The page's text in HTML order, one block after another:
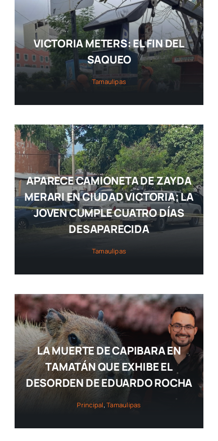
VICTORIA METERS: EL FIN DEL
SAQUEO
Tamaulipas
APARECE CAMIONETA DE ZAYDA
MERARI EN CIUDAD VICTORIA; LA
JOVEN CUMPLE CUATRO DÍAS
DESAPARECIDA
Tamaulipas
LA MUERTE DE CAPIBARA EN
TAMATÁN QUE EXHIBE EL
DESORDEN DE EDUARDO ROCHA
Principal,Tamaulipas